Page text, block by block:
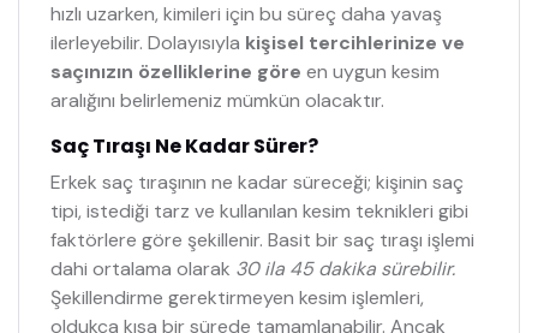
hızlı uzarken, kimileri için bu süreç daha yavaş
ilerleyebilir. Dolayısıyla kişisel tercihlerinize ve
saçınızın özelliklerine göre en uygun kesim
aralığını belirlemeniz mümkün olacaktır.
Saç Tıraşı Ne Kadar Sürer?
Erkek saç tıraşının ne kadar süreceği; kişinin saç
tipi, istediği tarz ve kullanılan kesim teknikleri gibi
faktörlere göre şekillenir. Basit bir saç tıraşı işlemi
dahi ortalama olarak 30 ila 45 dakika sürebilir.
Şekillendirme gerektirmeyen kesim işlemleri,
oldukça kısa bir sürede tamamlanabilir. Ancak